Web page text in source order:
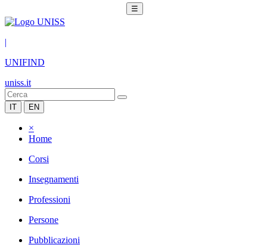
☰
|
UNIFIND
uniss.it
IT EN
×
Home
Corsi
Insegnamenti
Professioni
Persone
Pubblicazioni